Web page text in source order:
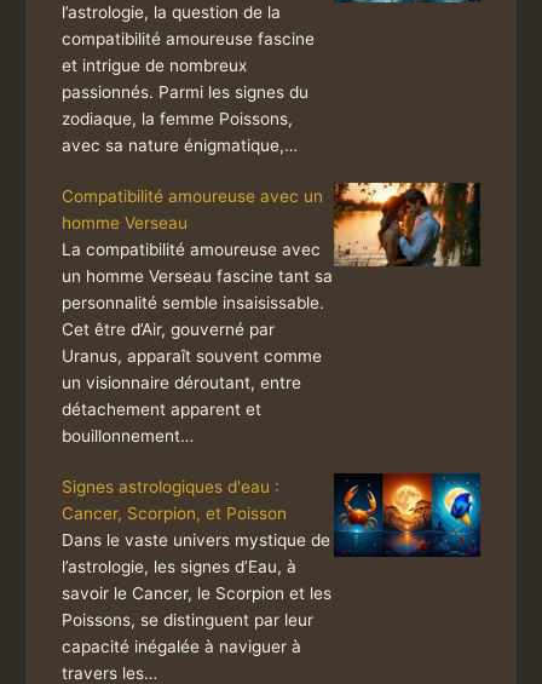
l’astrologie, la question de la
compatibilité amoureuse fascine
et intrigue de nombreux
passionnés. Parmi les signes du
zodiaque, la femme Poissons,
avec sa nature énigmatique,…
Compatibilité amoureuse avec un
homme Verseau
La compatibilité amoureuse avec
un homme Verseau fascine tant sa
personnalité semble insaisissable.
Cet être d’Air, gouverné par
Uranus, apparaît souvent comme
un visionnaire déroutant, entre
détachement apparent et
bouillonnement…
Signes astrologiques d'eau :
Cancer, Scorpion, et Poisson
Dans le vaste univers mystique de
l’astrologie, les signes d’Eau, à
savoir le Cancer, le Scorpion et les
Poissons, se distinguent par leur
capacité inégalée à naviguer à
travers les…